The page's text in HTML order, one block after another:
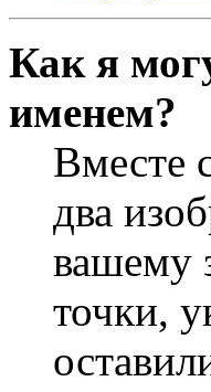
Как я
именем?
Вместе
два
вашему
точки,